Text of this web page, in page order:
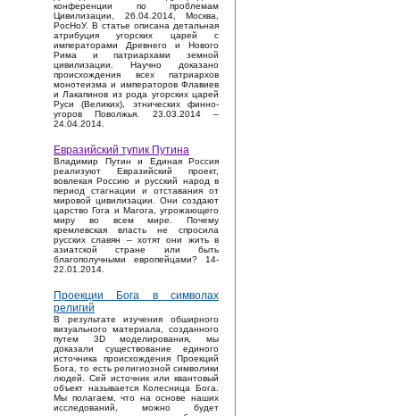
конференции по проблемам
Цивилизации, 26.04.2014, Москва,
РосНоУ. В статье описана детальная
атрибуция угорских царей с
императорами Древнего и Нового
Рима и патриархами земной
цивилизации. Научно доказано
происхождения всех патриархов
монотеизма и императоров Флавиев
и Лакапинов из рода угорских царей
Руси (Великих), этнических финно-
угоров Поволжья. 23.03.2014 –
24.04.2014.
Евразийский тупик Путина
Владимир Путин и Единая Россия
реализуют Евразийский проект,
вовлекая Россию и русский народ в
период стагнации и отставания от
мировой цивилизации. Они создают
царство Гога и Магога, угрожающего
миру во всем мире. Почему
кремлевская власть не спросила
русских славян – хотят они жить в
азиатской стране или быть
благополучными европейцами? 14-
22.01.2014.
Проекции Бога в символах
религий
В результате изучения обширного
визуального материала, созданного
путем 3D моделирования, мы
доказали существование единого
источника происхождения Проекций
Бога, то есть религиозной символики
людей. Сей источник или квантовый
объект называется Колесница Бога.
Мы полагаем, что на основе наших
исследований, можно будет